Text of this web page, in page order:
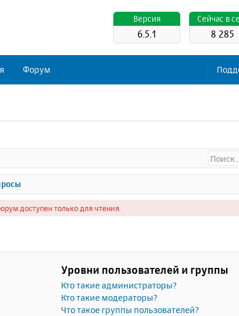
Cейчас в
8 285
Версия
6.5.1
Форум
доступен только для чтения.
Уровни пользователей и группы
Кто такие администраторы?
Кто такие модераторы?
Что такое группы пользователей?